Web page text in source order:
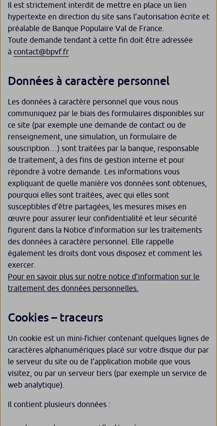
Il est strictement interdit de mettre en place un lien
hypertexte en direction du site sans l’autorisation écrite et
préalable de Banque Populaire Val de France.
Toute demande tendant à cette fin doit être adressée
à contact@bpvf.fr
Données à caractère personnel
Les données à caractère personnel que vous nous
communiquez par le biais des formulaires disponibles sur
ce site (par exemple une demande de contact ou de
renseignement, une simulation, un formulaire de
souscription…) sont traitées par la banque, responsable
de traitement, à des fins de gestion interne et pour
répondre à votre demande. Les informations vous
expliquant de quelle manière vos données sont obtenues,
pourquoi elles sont traitées, avec qui elles sont
susceptibles d’être partagées, les mesures mises en
œuvre pour assurer leur confidentialité et leur sécurité
figurent dans la Notice d’information sur les traitements
des données à caractère personnel. Elle rappelle
également les droits dont vous disposez et comment les
exercer.
Pour en savoir plus sur notre notice d’information sur le
traitement des données personnelles.
Cookies – traceurs
Un cookie est un mini-fichier contenant quelques lignes de
caractères alphanumériques placé sur votre disque dur par
le serveur du site ou de l’application mobile que vous
visitez, ou par un serveur tiers (par exemple un service de
web analytique).
Il contient plusieurs données :